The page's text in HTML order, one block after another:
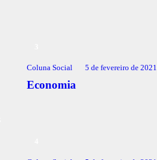
Coluna Social 5 de fevereiro de 2021
Economia